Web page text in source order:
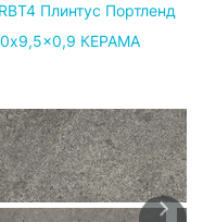
Плинтус Портленд
КЕРАМА